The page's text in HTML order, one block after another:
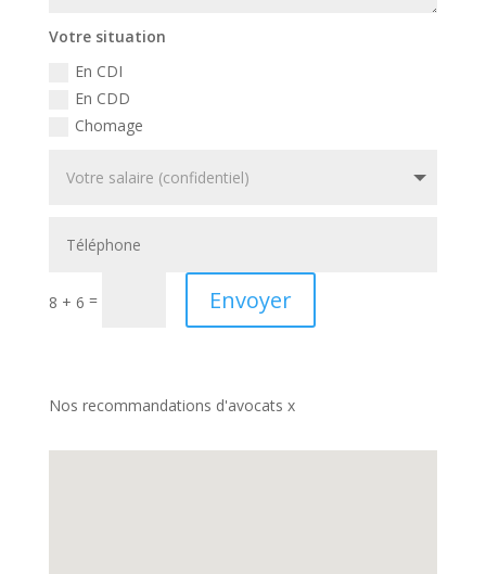
Votre situation
En CDI
En CDD
Chomage
8 + 6 = Envoyer
Nos recommandations d'avocats x